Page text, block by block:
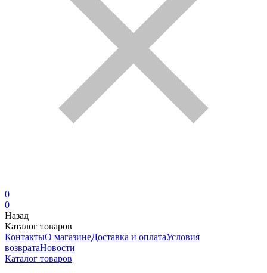
0
0
Назад
Каталог товаров
КонтактыО магазинеДоставка и оплатаУсловия
возвратаНовости
Каталог товаров